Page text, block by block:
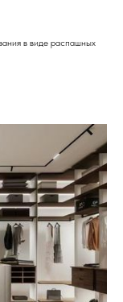
в виде распашных